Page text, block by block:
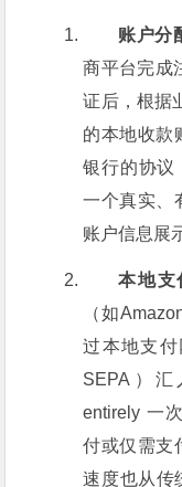
账户分
商平台完成
证后，根据
的本地收款
银行的协议
一个真实、
账户信息展
本地支
（如
过本地支
SEPA）
entirely 一
付或仅需支
速度也从传